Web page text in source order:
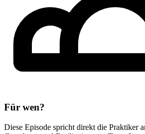
Für wen?
Diese Episode spricht direkt die Praktiker